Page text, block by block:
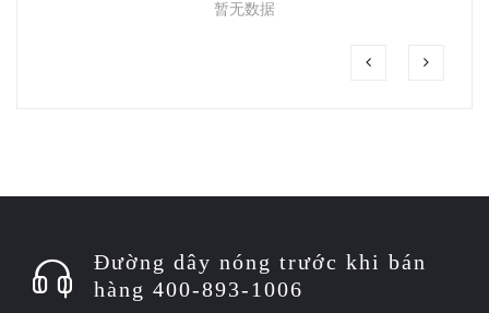
暂无数据
Đường dây nóng trước khi bán
hàng 400-893-1006